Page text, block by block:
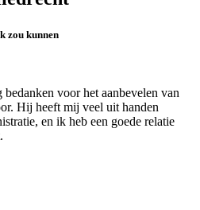
zou kunnen
voor het aanbevelen van
Hij heeft mij veel uit handen
en ik heb een goede relatie